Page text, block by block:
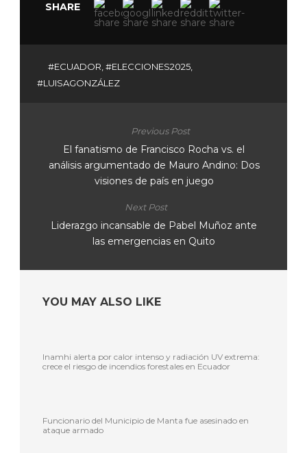
SHARE
#ECUADOR #ELECCIONES2025
#LUISAGONZÁLEZ
Previous Post
El fanatismo de Francisco Rocha vs. el
análisis argumentado de Mauro Andino: Dos
visiones de país en juego
Next Post
Liderazgo incansable de Pabel Muñoz ante
las emergencias en Quito
YOU MAY ALSO LIKE
Inamhi alerta por calor intenso y radiación UV extrema:
crece el riesgo de incendios forestales en Ecuador
Funcionario del Municipio de Manta fue asesinado en
ataque armado